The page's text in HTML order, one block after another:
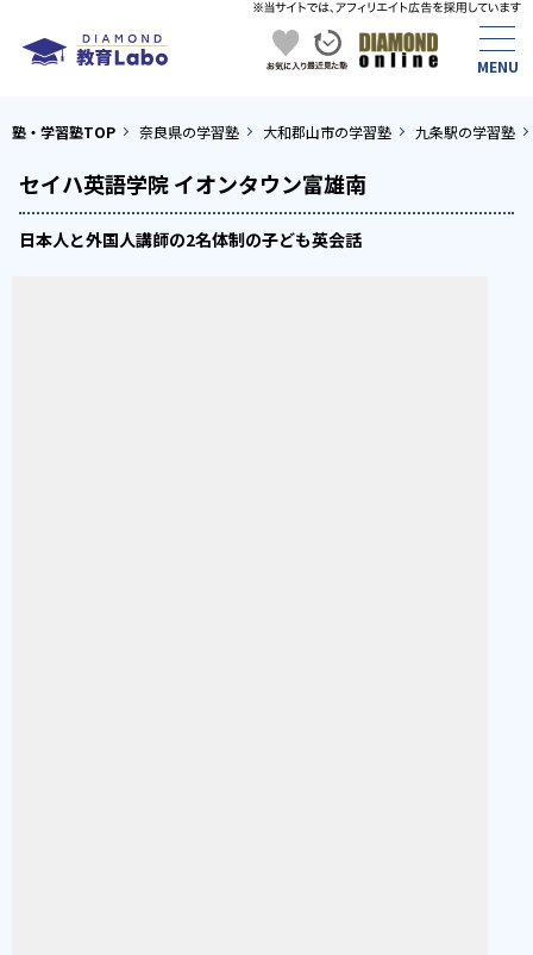
塾・学習塾TOP 奈良県の学習塾 大和郡山市の学習塾 九条駅の学習塾
セイハ英語学院 イオンタウン富雄南
日本人と外国人講師の2名体制の子ども英会話